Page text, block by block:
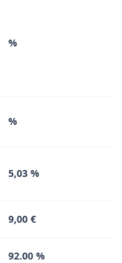
%
%
5,03 %
9,00 €
92.00 %